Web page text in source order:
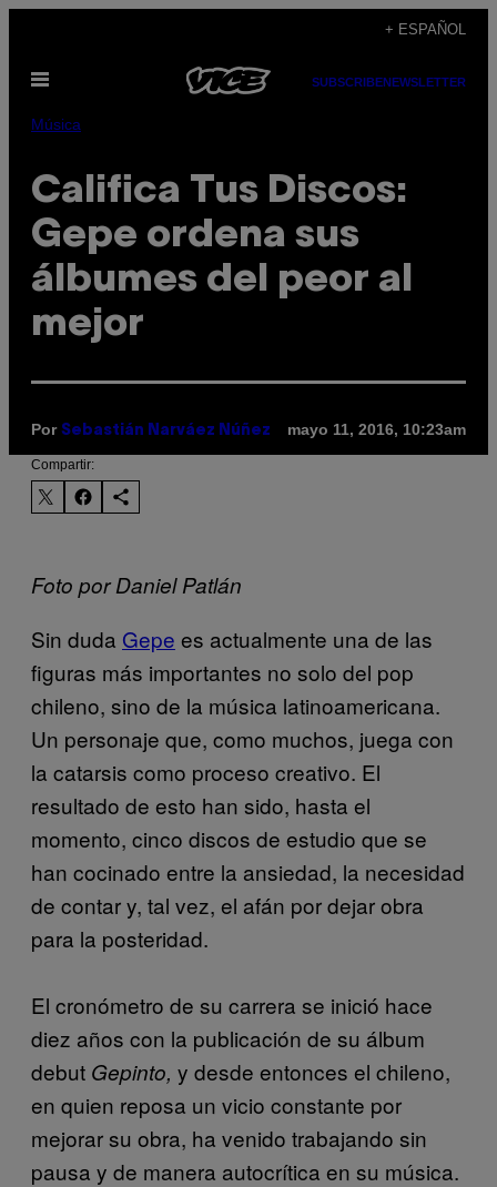
contenido
+ ESPAÑOL
Abrir
SUBSCRIBENEWSLETTER
Música
Califica Tus Discos:
Gepe ordena sus
álbumes del peor al
mejor
Por Sebastián Narváez Núñez mayo 11, 2016, 10:23am
Compartir:
Foto por Daniel Patlán
Sin duda Gepe es actualmente una de las
figuras más importantes no solo del pop
chileno, sino de la música latinoamericana.
Un personaje que, como muchos, juega con
la catarsis como proceso creativo. El
resultado de esto han sido, hasta el
momento, cinco discos de estudio que se
han cocinado entre la ansiedad, la necesidad
de contar y, tal vez, el afán por dejar obra
para la posteridad.
El cronómetro de su carrera se inició hace
diez años con la publicación de su álbum
debut Gepinto, y desde entonces el chileno,
en quien reposa un vicio constante por
mejorar su obra, ha venido trabajando sin
pausa y de manera autocrítica en su música.